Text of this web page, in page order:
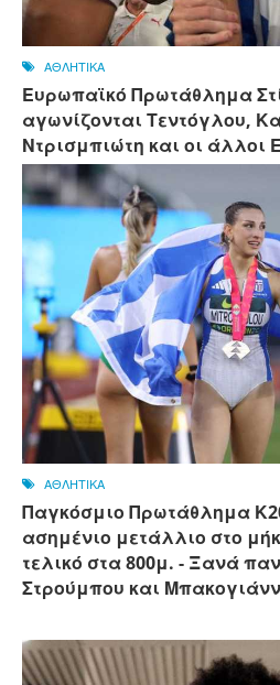
ΑΘΛΗΤΙΚΑ
Ευρωπαϊκό Πρωτάθλημα
αγωνίζονται Τεντόγλου,
Ντρισμπιώτη και οι άλλοι
ΑΘΛΗΤΙΚΑ
Παγκόσμιο Πρωτάθλημα
ασημένιο μετάλλιο στο
τελικό στα 800μ. - Ξανά
Στρούμπου και